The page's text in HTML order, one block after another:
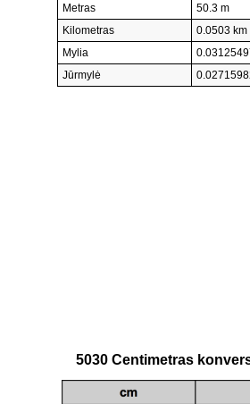
Metras
50.3 m
Kilometras
0.0503 km
Mylia
Jūrmylė
5030 Centimetras